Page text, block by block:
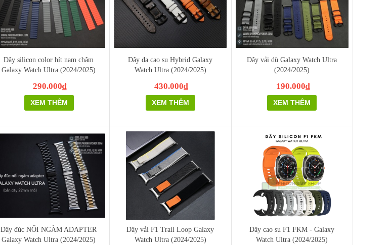
Dây silicon color hít nam châm
Galaxy Watch Ultra (2024/2025)
290.000₫
XEM THÊM
Dây da cao su Hybrid Galaxy
Watch Ultra (2024/2025)
430.000₫
XEM THÊM
Dây vải dù Galaxy Watch Ultra
(2024/2025)
190.000₫
XEM THÊM
Dây đúc NỐI NGÀM ADAPTER
Galaxy Watch Ultra (2024/2025)
Dây vải F1 Trail Loop Galaxy
Watch Ultra (2024/2025)
Dây cao su F1 FKM - Galaxy
Watch Ultra (2024/2025)